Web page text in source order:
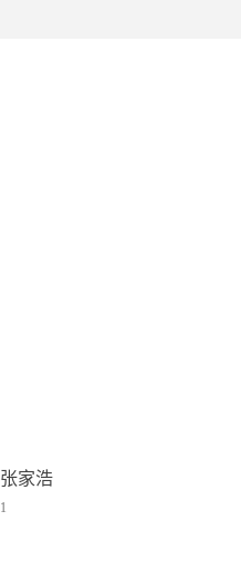
张家浩
1